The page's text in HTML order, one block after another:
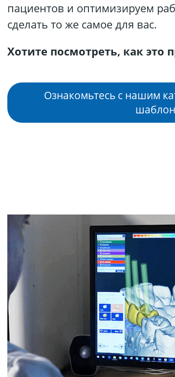
пациентов и оптимизируем
сделать то же самое для вас.
Хотите посмотреть, как это
Ознакомьтесь с нашим